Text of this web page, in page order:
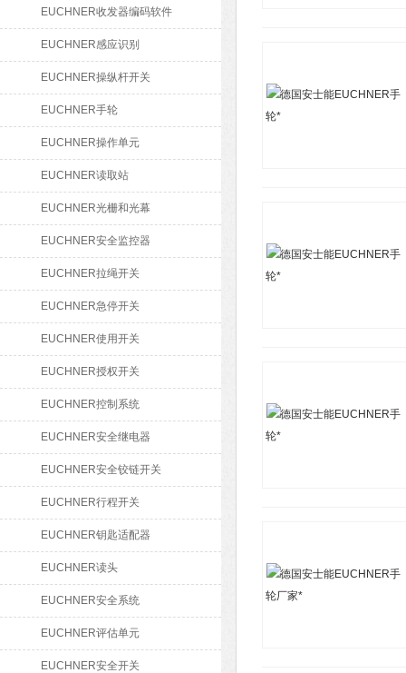
EUCHNER收发器编码软件
EUCHNER感应识别
EUCHNER操纵杆开关
EUCHNER手轮
EUCHNER操作单元
EUCHNER读取站
EUCHNER光栅和光幕
EUCHNER安全监控器
EUCHNER拉绳开关
EUCHNER急停开关
EUCHNER使用开关
EUCHNER授权开关
EUCHNER控制系统
EUCHNER安全继电器
EUCHNER安全铰链开关
EUCHNER行程开关
EUCHNER钥匙适配器
EUCHNER读头
EUCHNER安全系统
EUCHNER评估单元
EUCHNER安全开关